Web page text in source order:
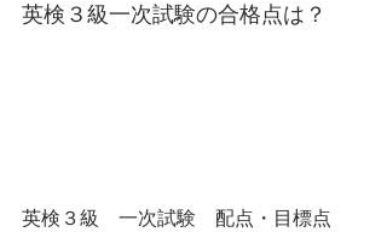
英検３級一次試験の合格点は？
英検３級　一次試験　配点・目標点